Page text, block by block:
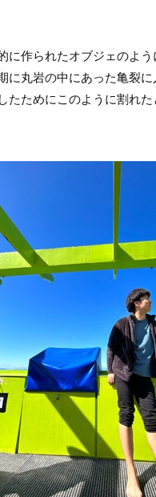
に作られたオブジェのよう
に丸岩の中にあった亀裂に
たためにこのように割れた